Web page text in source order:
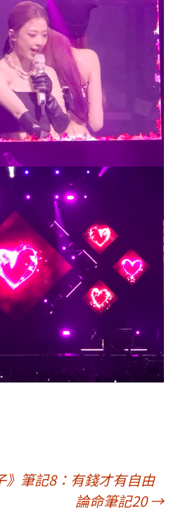
筆記8：有錢才有自由
論命筆記20→